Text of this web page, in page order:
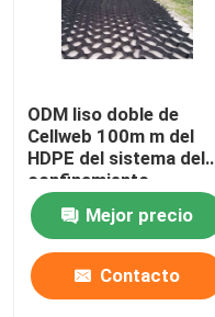
ODM liso doble de
Cellweb 100m m del
HDPE del sistema del
confinamiento
Mejor precio
Contacto